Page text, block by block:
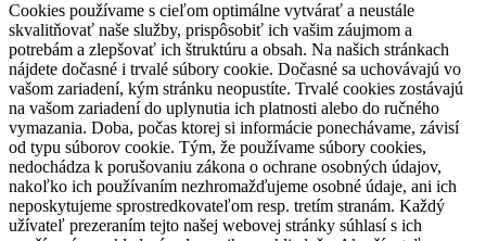
Cookies používame s cieľom optimálne vytvárať a neustále
skvalitňovať naše služby, prispôsobiť ich vašim záujmom a
potrebám a zlepšovať ich štruktúru a obsah. Na našich stránkach
nájdete dočasné i trvalé súbory cookie. Dočasné sa uchovávajú vo
vašom zariadení, kým stránku neopustíte. Trvalé cookies zostávajú
na vašom zariadení do uplynutia ich platnosti alebo do ručného
vymazania. Doba, počas ktorej si informácie ponechávame, závisí
od typu súborov cookie. Tým, že používame súbory cookies,
nedochádza k porušovaniu zákona o ochrane osobných údajov,
nakoľko ich používaním nezhromažďujeme osobné údaje, ani ich
neposkytujeme sprostredkovateľom resp. tretím stranám. Každý
užívateľ prezeraním tejto našej webovej stránky súhlasí s ich